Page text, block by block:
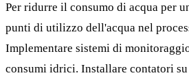
Per ridurre il consumo di acqua per
punti di utilizzo dell'acqua nel
Implementare sistemi di
consumi idrici. Installare contatori